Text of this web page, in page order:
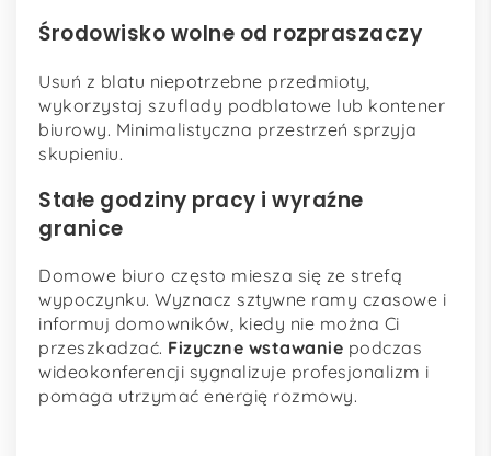
Środowisko wolne od rozpraszaczy
Usuń z blatu niepotrzebne przedmioty,
wykorzystaj szuflady podblatowe lub kontener
biurowy. Minimalistyczna przestrzeń sprzyja
skupieniu.
Stałe godziny pracy i wyraźne
granice
Domowe biuro często miesza się ze strefą
wypoczynku. Wyznacz sztywne ramy czasowe i
informuj domowników, kiedy nie można Ci
przeszkadzać. Fizyczne wstawanie podczas
wideokonferencji sygnalizuje profesjonalizm i
pomaga utrzymać energię rozmowy.